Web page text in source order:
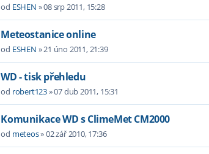
od ESHEN »08 srp 2011, 15:28
Meteostanice online
od ESHEN »21 úno 2011, 21:39
WD - tisk přehledu
od robert123»07 dub 2011, 15:31
Komunikace WD s ClimeMet CM2000
od meteos»02 zář 2010, 17:36